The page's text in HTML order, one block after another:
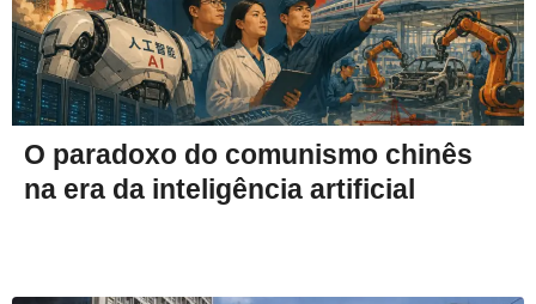
O paradoxo do comunismo chinês
na era da inteligência artificial